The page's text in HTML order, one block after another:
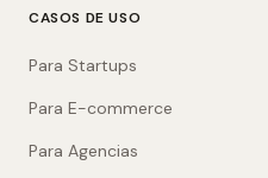
CASOS DE USO
Para Startups
Para E-commerce
Para Agencias